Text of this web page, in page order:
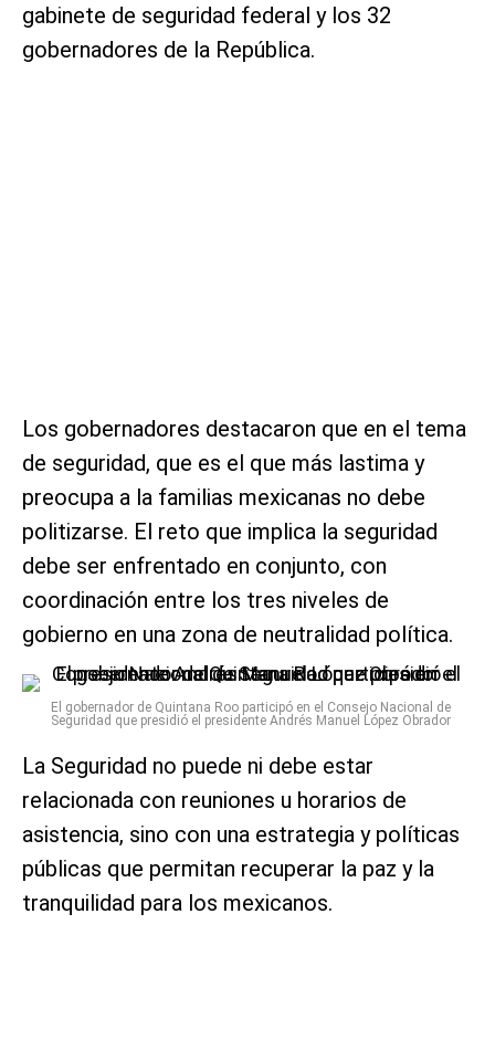
gabinete de seguridad federal y los 32
gobernadores de la República.
Los gobernadores destacaron que en el tema
de seguridad, que es el que más lastima y
preocupa a la familias mexicanas no debe
politizarse. El reto que implica la seguridad
debe ser enfrentado en conjunto, con
coordinación entre los tres niveles de
gobierno en una zona de neutralidad política.
El gobernador de Quintana Roo participó en el Consejo Nacional de
Seguridad que presidió el presidente Andrés Manuel López Obrador
La Seguridad no puede ni debe estar
relacionada con reuniones u horarios de
asistencia, sino con una estrategia y políticas
públicas que permitan recuperar la paz y la
tranquilidad para los mexicanos.